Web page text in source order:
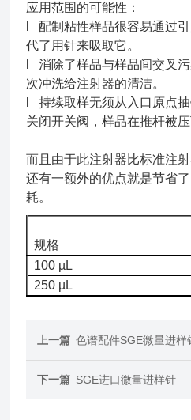
应用范围的可能性：
l 配制粘性样品很容易通过
代了用针来吸取它。
l 消除了样品与样品间交叉
次冲洗给注射器的清洁。
l 持续取样无须从入口原点
关闭开关阀，样品在推杆被
而且由于此注射器比标准注
还有一额外的优点就是节省
耗。
规格
100 µL
250 µL
上一篇 色谱配件SGE微量进样
下一篇 SGE进口微量进样针